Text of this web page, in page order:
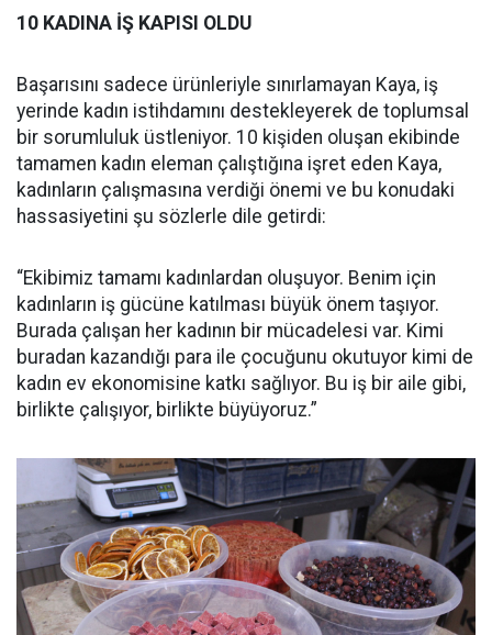
10 KADINA İŞ KAPISI OLDU
Başarısını sadece ürünleriyle sınırlamayan Kaya, iş
yerinde kadın istihdamını destekleyerek de toplumsal
bir sorumluluk üstleniyor. 10 kişiden oluşan ekibinde
tamamen kadın eleman çalıştığına işret eden Kaya,
kadınların çalışmasına verdiği önemi ve bu konudaki
hassasiyetini şu sözlerle dile getirdi:
“Ekibimiz tamamı kadınlardan oluşuyor. Benim için
kadınların iş gücüne katılması büyük önem taşıyor.
Burada çalışan her kadının bir mücadelesi var. Kimi
buradan kazandığı para ile çocuğunu okutuyor kimi de
kadın ev ekonomisine katkı sağlıyor. Bu iş bir aile gibi,
birlikte çalışıyor, birlikte büyüyoruz.”